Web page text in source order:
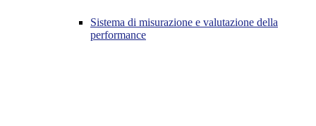
Sistema di misurazione e valutazione della
performance